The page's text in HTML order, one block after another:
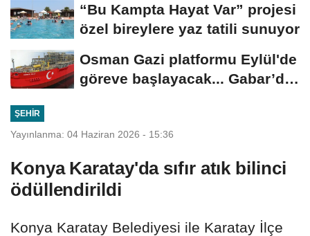
“Bu Kampta Hayat Var” projesi
özel bireylere yaz tatili sunuyor
Osman Gazi platformu Eylül'de
göreve başlayacak... Gabar’da
ŞEHIR
Yayınlanma: 04 Haziran 2026 - 15:36
Konya Karatay'da sıfır atık bilinci
ödüllendirildi
Konya Karatay Belediyesi ile Karatay İlçe